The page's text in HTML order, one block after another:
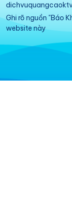
Ghi rõ nguồn "Báo
website này